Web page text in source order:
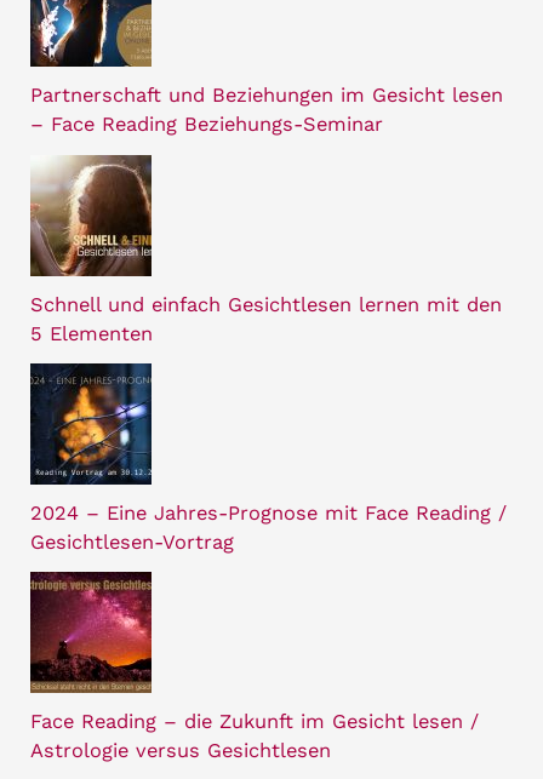
Partnerschaft und Beziehungen im Gesicht lesen
– Face Reading Beziehungs-Seminar
Schnell und einfach Gesichtlesen lernen mit den
5 Elementen
2024 – Eine Jahres-Prognose mit Face Reading /
Gesichtlesen-Vortrag
Face Reading – die Zukunft im Gesicht lesen /
Astrologie versus Gesichtlesen